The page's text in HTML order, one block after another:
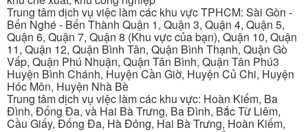
Trung tâm dịch vụ việc làm các khu vực TPHCM: Sài Gòn -
Bến Nghé - Bến Thành Quận 1, Quận 3, Quận 4, Quận 5,
Quận 6, Quận 7, Quận 8 (Khu vực của bạn), Quận 10, Quận
11, Quận 12, Quận Bình Tân, Quận Bình Thạnh, Quận Gò
Vấp, Quận Phú Nhuận, Quận Tân Bình, Quận Tân Phú3
Huyện Bình Chánh, Huyện Cần Giờ, Huyện Củ Chi, Huyện
Hóc Môn, Huyện Nhà Bè
Trung tâm dịch vụ việc làm các khu vực: Hoàn Kiếm, Ba
Đình, Đống Đa, và Hai Bà Trưng, Ba Đình, Bắc Từ Liêm,
Cầu Giấy, Đống Đa, Hà Đông, Hai Bà Trưng, Hoàn Kiếm,